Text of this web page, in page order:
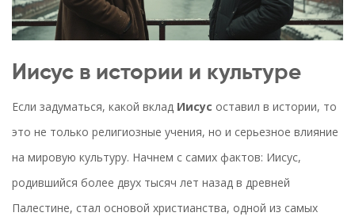
Иисус в истории и культуре
Если задуматься, какой вклад Иисус оставил в истории, то
это не только религиозные учения, но и серьезное влияние
на мировую культуру. Начнем с самих фактов: Иисус,
родившийся более двух тысяч лет назад в древней
Палестине, стал основой христианства, одной из самых